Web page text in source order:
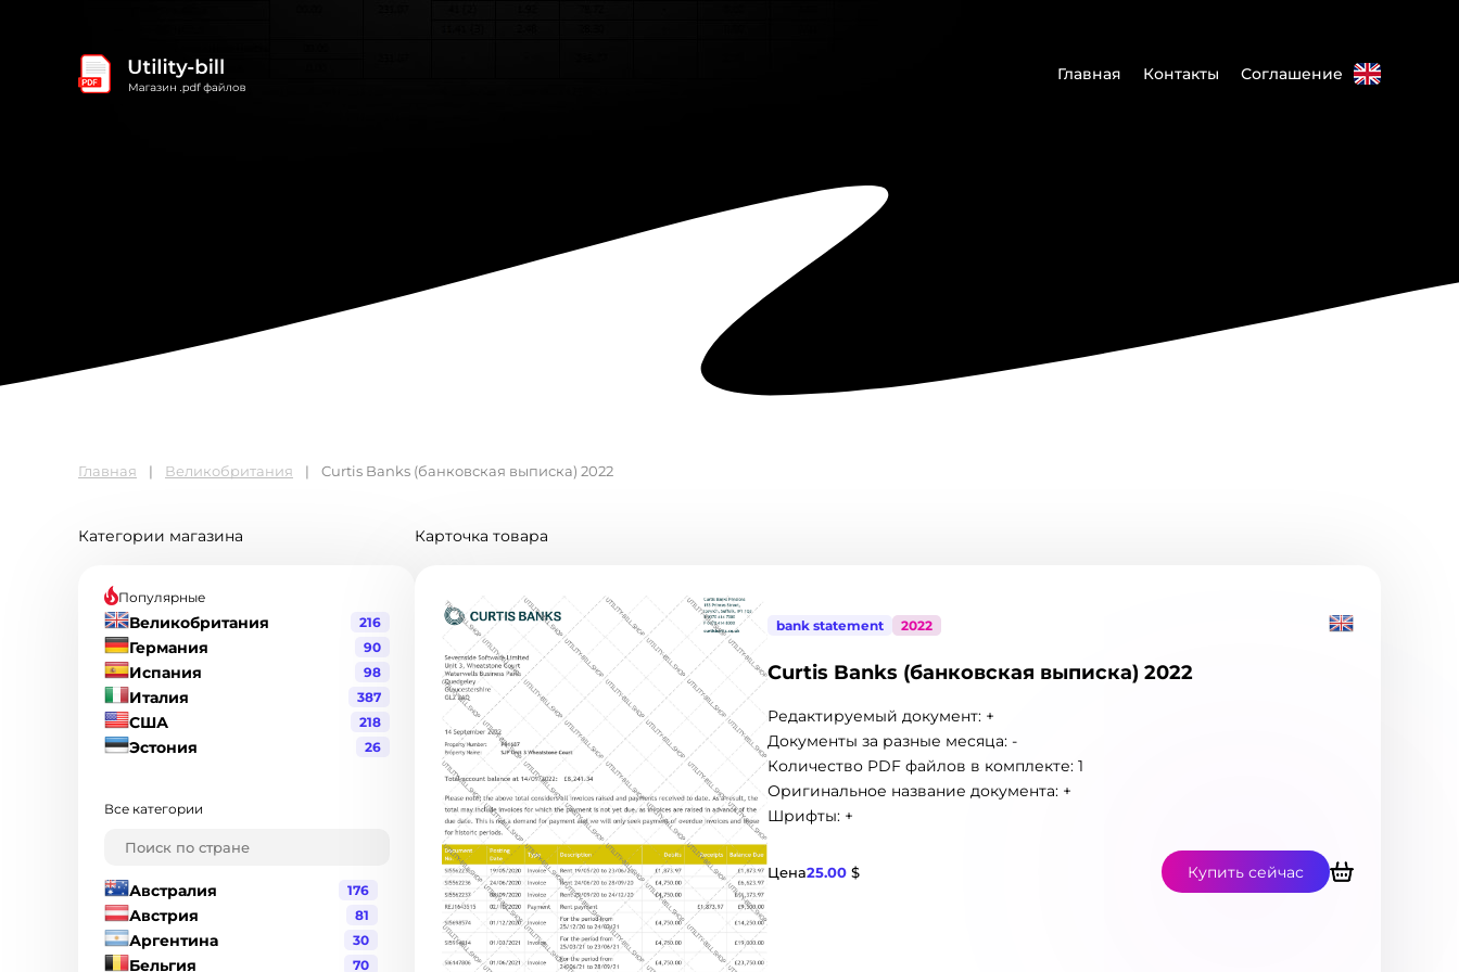
Главная Контакты Соглашение
Главная Великобритания Curtis Banks (банковская выписка) 2022
Категории магазина
Популярные
Великобритания 216
Германия 90
Испания 98
Италия 387
США 218
Эстония 26
Все категории
Австралия 176
Австрия 81
Аргентина 30
Бельгия 70
Карточка товара
bank statement 2022
Curtis Banks (банковская выписка) 2022
Редактируемый документ: +
Документы за разные месяца: -
Количество PDF файлов в комплекте: 1
Оригинальное название документа: +
Шрифты: +
Цена25.00 $ Купить сейчас
$